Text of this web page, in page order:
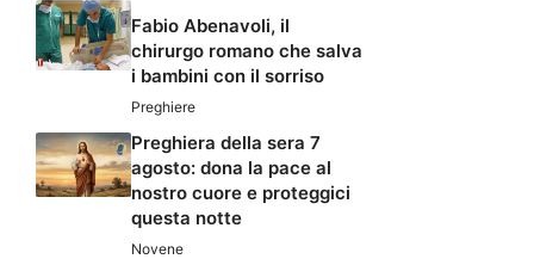
Fabio Abenavoli, il
chirurgo romano che salva
i bambini con il sorriso
Preghiere
Preghiera della sera 7
agosto: dona la pace al
nostro cuore e proteggici
questa notte
Novene